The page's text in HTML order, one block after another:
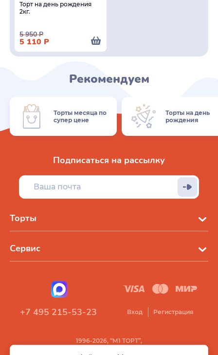
Торт на день рождения
2кг.
5 950Р
5 110 Р
Рекомендуем
Торты месяца по
супер цене
Торты на день
рождения
Торты
Сервис
Подписаться на рассылку
1996-2026, “М1 ТОРТ”,
+7 495 215-53-23 Вход Регистрация